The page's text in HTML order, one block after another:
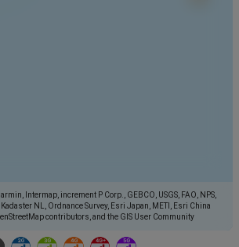
Intermap, increment P Corp., GEBCO, USGS, FAO, NPS,
NL, Ordnance Survey, Esri Japan, METI, Esri China
contributors, and the GIS User Community